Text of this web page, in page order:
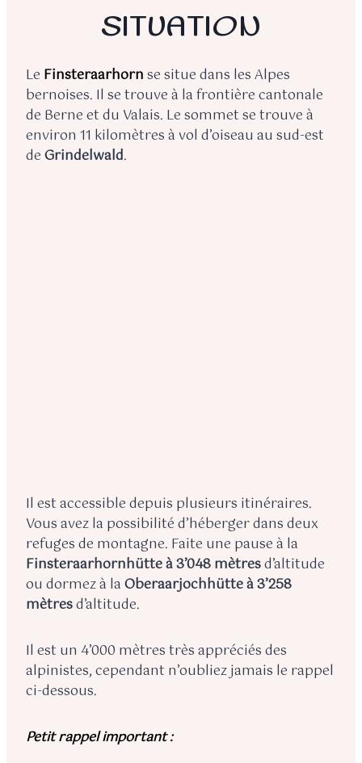
SITUATION
Le Finsteraarhornse situe dans les Alpes
bernoises. Il se trouve à la frontière cantonale
de Berne et du Valais. Le sommet se trouve à
environ 11 kilomètres à vol d’oiseau au sud-est
deGrindelwald.
Il est accessible depuis plusieurs itinéraires.
Vous avez la possibilité d’héberger dans deux
refuges de montagne. Faite une pause à la
Finsteraarhornhütte à 3’048 mètresd’altitude
ou dormez à laOberaarjochhütte à 3’258
mètresd’altitude.
Il est un 4’000 mètres très appréciés des
alpinistes, cependant n’oubliez jamais le rappel
ci-dessous.
Petit rappel important :